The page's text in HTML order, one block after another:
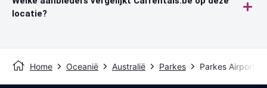
locatie?
Home Oceanië Australië Parkes Parkes Airport